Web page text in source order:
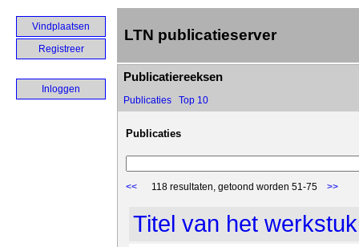
Vindplaatsen
Registreer
Inloggen
LTN publicatieserver
Publicatiereeksen
Publicaties Top 10
Publicaties
<< 118 resultaten, getoond worden 51-75 >>
Titel van het werkstuk